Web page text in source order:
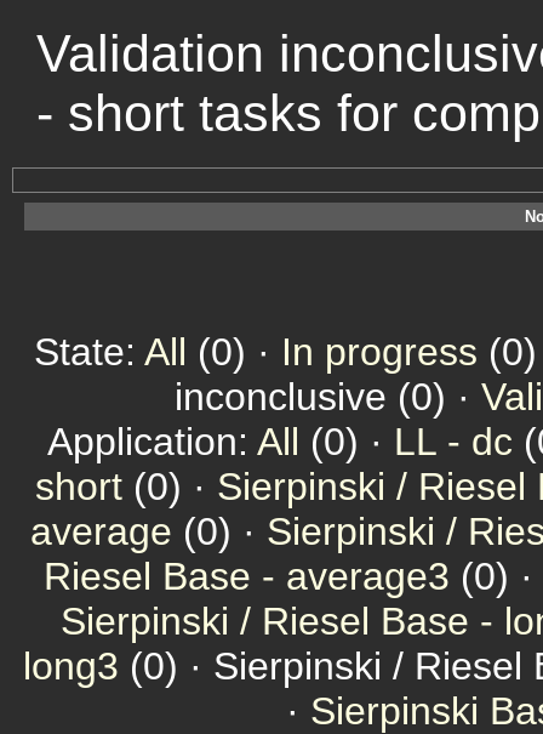
Validation
- short tasks for
State: All (0) · In progress
inconclusive (0) ·
Application: All (0) · LL - dc
short (0) · Sierpinski / Riesel
average (0) · Sierpinski /
Riesel Base - average3 (0) ·
Sierpinski / Riesel Base -
long3 (0) · Sierpinski /
· Sierpinski